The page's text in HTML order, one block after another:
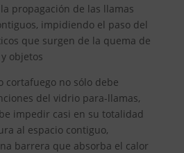
propagación de las llamas
impidiendo el paso del
que surgen de la quema de
objetos
cortafuego no sólo debe
del vidrio para-llamas,
impedir casi en su totalidad
al espacio contiguo,
barrera que absorba el calor